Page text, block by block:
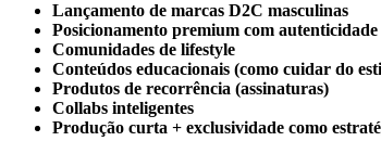
Lançamento de marcas D2C masculinas
Posicionamento premium com autenticidade
Comunidades de lifestyle
Conteúdos educacionais (como cuidar do
Produtos de recorrência (assinaturas)
Collabs inteligentes
Produção curta + exclusividade como